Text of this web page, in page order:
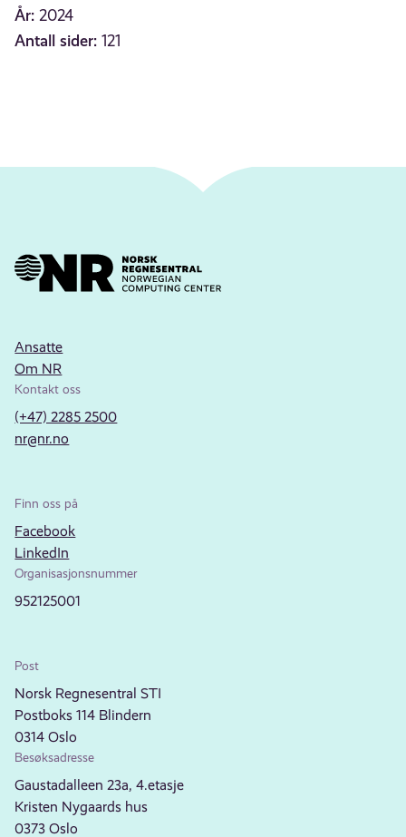
År: 2024
Antall sider: 121
Ansatte
Om NR
Kontakt oss
(+47) 2285 2500
nr@nr.no
Finn oss på
Facebook
LinkedIn
Organisasjonsnummer
952125001
Post
Norsk Regnesentral STI
Postboks 114 Blindern
0314 Oslo
Besøksadresse
Gaustadalleen 23a, 4.etasje
Kristen Nygaards hus
0373 Oslo